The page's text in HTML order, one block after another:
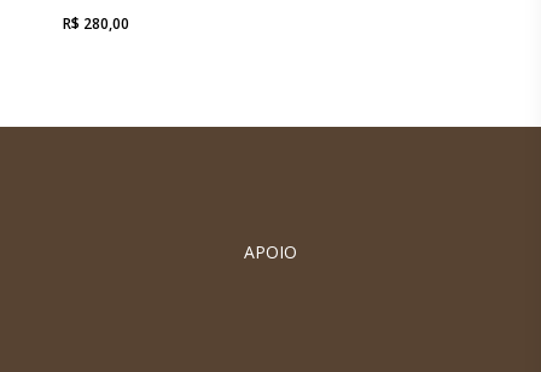
R$ 280,00
APOIO